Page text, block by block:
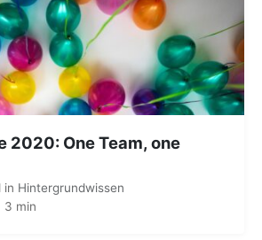
2020: One Team, one
in Hintergrundwissen
3 min